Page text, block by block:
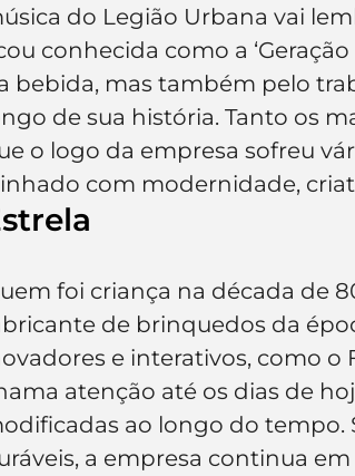
do Legião Urbana vai
conhecida como a
bebida, mas também pelo
de sua história. Tanto os
o logo da empresa sofreu
com modernidade,
foi criança na década de
de brinquedos da
e interativos, como
atenção até os dias de
ao longo do
a empresa continua